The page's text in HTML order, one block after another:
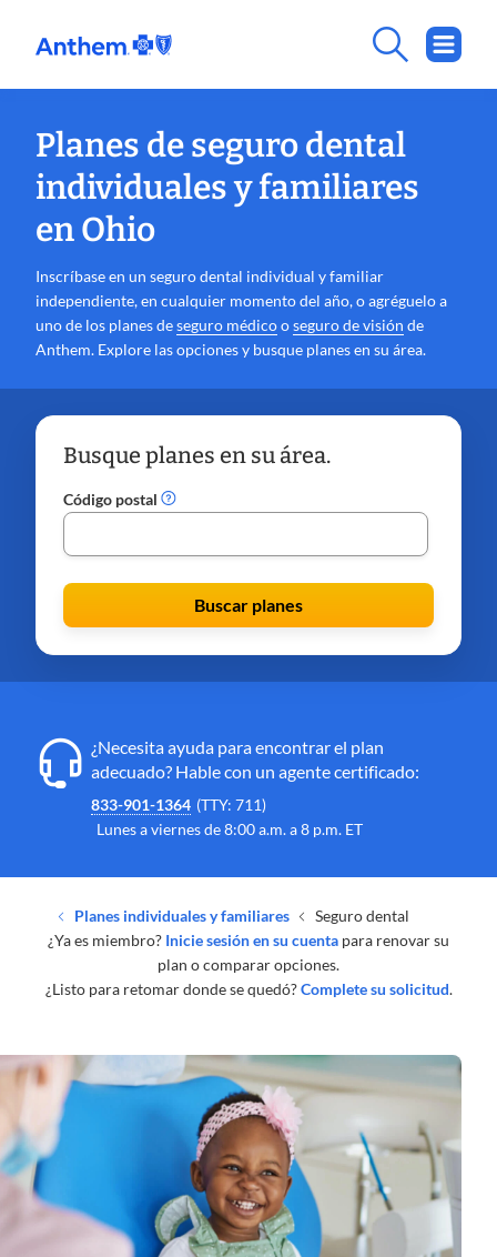
Planes de seguro dental
individuales y familiares
en Ohio
Inscríbase en un seguro dental individual y familiar
independiente, en cualquier momento del año, o agréguelo a
uno de los planes deseguro médicooseguro de visión de
Anthem. Explore las opciones y busque planes en su área.
Busque planes en su área.
Código postal
Buscar planes
¿Necesita ayuda para encontrar el plan
adecuado? Hable con un agente certificado:
833-901-1364 (TTY: 711)
Lunes a viernes de 8:00 a.m. a 8 p.m. ET
Planes individuales y familiares
Seguro dental
¿Ya es miembro? Inicie sesión en su cuenta para renovar su
plan o comparar opciones.
¿Listo para retomar donde se quedó?Complete su solicitud.